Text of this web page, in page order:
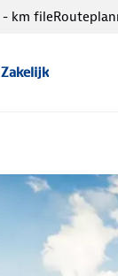
Zakelijk
- km file